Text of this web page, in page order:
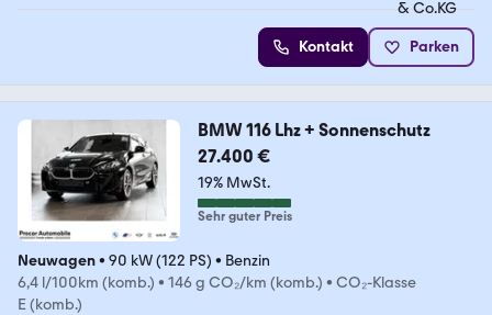
Kontakt Parken
BMW 116 Lhz + Sonnenschutz
27.400 €
19% MwSt.
Sehr guter Preis
Neuwagen• 90 kW (122 PS) • Benzin
6,4 l/100km (komb.) • 146 g CO₂/km (komb.) • CO₂-Klasse
E (komb.)